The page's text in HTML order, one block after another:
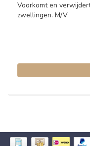
Voorkomt en
zwellingen. M/V